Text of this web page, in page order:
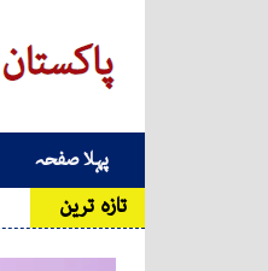
Main Navigationپہلا صفحہ
تازہ ترین